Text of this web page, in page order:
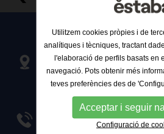
Passeig de Can
08205 Sabadell,
Telèfon:
934 084
Utilitzem cookies pròpies i de
analítiques i tècniques, tractant
l'elaboració de perfils basats en
navegació. Pots obtenir més
teves preferències des de
Acceptar i seguir
Configuració de